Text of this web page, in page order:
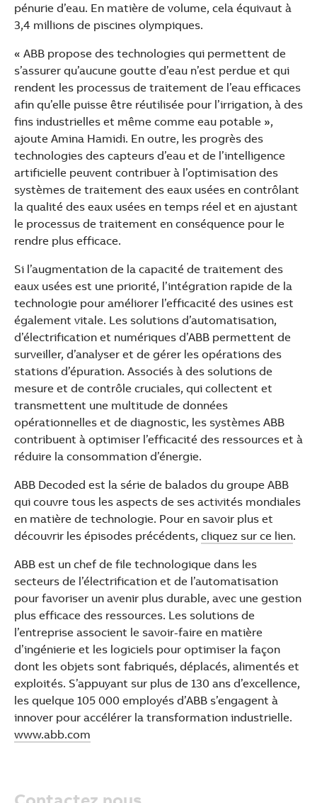
pénurie d’eau. En matière de volume, cela équivaut à
3,4 millions de piscines olympiques.
« ABB propose des technologies qui permettent de
s’assurer qu’aucune goutte d’eau n’est perdue et qui
rendent les processus de traitement de l’eau efficaces
afin qu’elle puisse être réutilisée pour l’irrigation, à des
fins industrielles et même comme eau potable »,
ajoute Amina Hamidi. En outre, les progrès des
technologies des capteurs d’eau et de l’intelligence
artificielle peuvent contribuer à l’optimisation des
systèmes de traitement des eaux usées en contrôlant
la qualité des eaux usées en temps réel et en ajustant
le processus de traitement en conséquence pour le
rendre plus efficace.
Si l’augmentation de la capacité de traitement des
eaux usées est une priorité, l’intégration rapide de la
technologie pour améliorer l’efficacité des usines est
également vitale. Les solutions d’automatisation,
d’électrification et numériques d’ABB permettent de
surveiller, d’analyser et de gérer les opérations des
stations d’épuration. Associés à des solutions de
mesure et de contrôle cruciales, qui collectent et
transmettent une multitude de données
opérationnelles et de diagnostic, les systèmes ABB
contribuent à optimiser l’efficacité des ressources et à
réduire la consommation d’énergie.
ABB Decoded est la série de balados du groupe ABB
qui couvre tous les aspects de ses activités mondiales
en matière de technologie. Pour en savoir plus et
découvrir les épisodes précédents, cliquez sur ce lien.
ABB est un chef de file technologique dans les
secteurs de l’électrification et de l’automatisation
pour favoriser un avenir plus durable, avec une gestion
plus efficace des ressources. Les solutions de
l’entreprise associent le savoir-faire en matière
d’ingénierie et les logiciels pour optimiser la façon
dont les objets sont fabriqués, déplacés, alimentés et
exploités. S’appuyant sur plus de 130 ans d’excellence,
les quelque 105 000 employés d’ABB s’engagent à
innover pour accélérer la transformation industrielle.
www.abb.com